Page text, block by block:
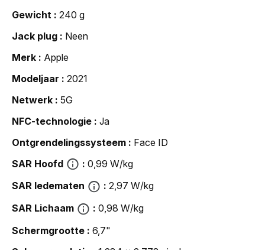
Gewicht
240 g
Jack plug
Neen
Merk
Apple
Modeljaar
2021
Netwerk
5G
NFC-technologie
Ja
Ontgrendelingssysteem
Face ID
SAR Hoofd
0,99 W/kg
SAR ledematen
2,97 W/kg
SAR Lichaam
0,98 W/kg
Schermgrootte
6,7"